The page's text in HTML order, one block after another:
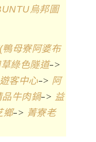
烏邦圖
鴨母寮阿婆布
綠色隧道->
客中心-> 阿
牛肉鍋-> 益
鄉-> 菁寮老